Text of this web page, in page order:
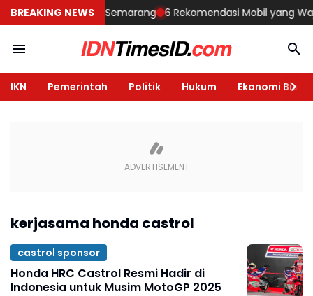
BREAKING NEWS
Rumah di Semarang 6 Rekomendasi Mobil yang
IKN Pemerintah Politik Hukum Ekonomi Bisnis
kerjasama honda castrol
castrol sponsor
Honda HRC Castrol Resmi Hadir di
Indonesia untuk Musim MotoGP 2025